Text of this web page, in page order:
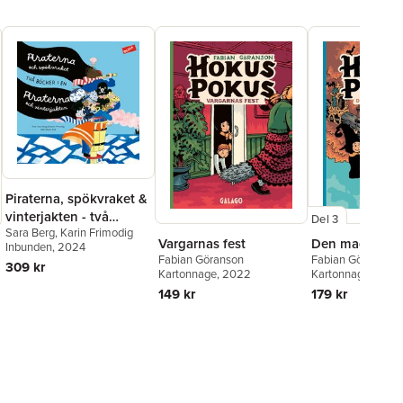
Piraterna, spökvraket &
vinterjakten - två
böcker i en!
Sara Berg, Karin Frimodig
Inbunden, 2024
309 kr
Vargarnas fest
Fabian Göranson
Kartonnage, 2022
149 kr
Del 3
Den magiska
Fabian Göranson
Kartonnage
179 kr